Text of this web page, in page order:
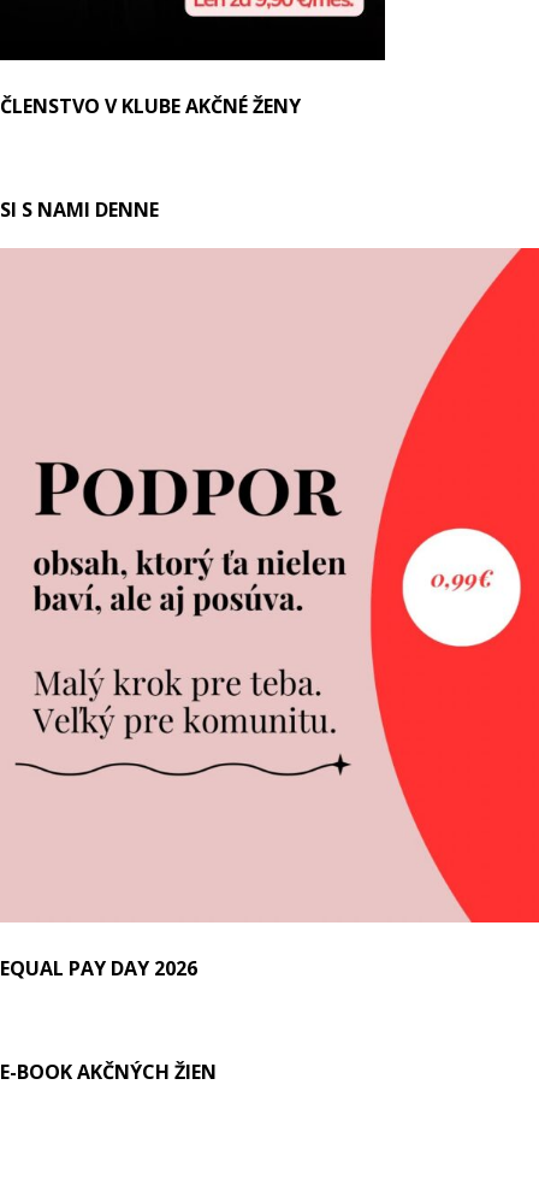
ČLENSTVO V KLUBE AKČNÉ ŽENY
SI S NAMI DENNE
EQUAL PAY DAY 2026
E-BOOK AKČNÝCH ŽIEN